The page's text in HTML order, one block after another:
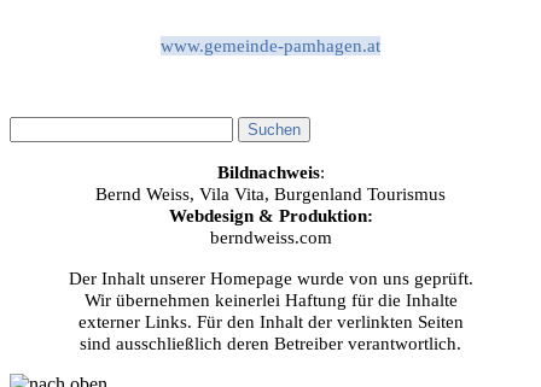
www.gemeinde-pamhagen.at
Bildnachweis:
Bernd Weiss, Vila Vita, Burgenland Tourismus
Webdesign & Produktion:
berndweiss.com
Der Inhalt unserer Homepage wurde von uns geprüft.
Wir übernehmen keinerlei Haftung für die Inhalte
externer Links. Für den Inhalt der verlinkten Seiten
sind ausschließlich deren Betreiber verantwortlich.